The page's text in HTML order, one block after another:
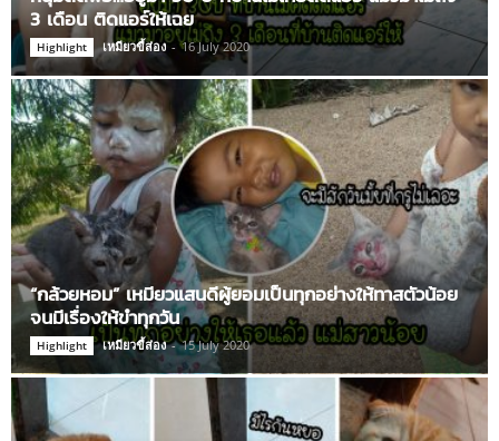
3 เดือน ติดแอร์ให้เฉย
Highlight เหมียวขี้ส่อง - 16 July 2020
“กล้วยหอม” เหมียวแสนดีผู้ยอมเป็นทุกอย่างให้ทาสตัวน้อย
จนมีเรื่องให้ขำทุกวัน
Highlight เหมียวขี้ส่อง - 15 July 2020